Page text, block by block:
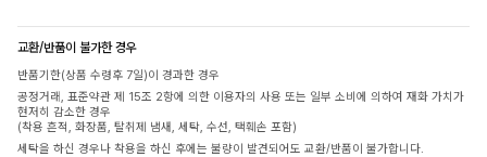
교환/반품이 불가한 경우
반품기한(상품 수령후 7일)이 경과한 경우
공정거래, 표준약관 제 15조 2항에 의한 이용자의 사용 또는 일부 소비에 의하여 재화 가치가
현저히 감소한 경우
(착용 흔적, 화장품, 탈취제 냄새, 세탁, 수선, 택훼손 포함)
세탁을 하신 경우나 착용을 하신 후에는 불량이 발견되어도 교환/반품이 불가합니다.